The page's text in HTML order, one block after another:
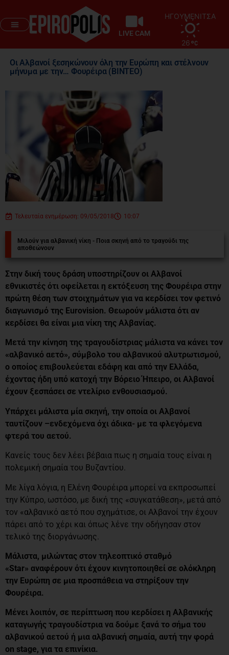
LIVE CAM
ΗΓΟΥΜΕΝΙΤΣΑ
26
Οι Αλβανοί ξεσηκώνουν όλη την Ευρώπη και στέλνουν
μήνυμα με την… Φουρέιρα (ΒΙΝΤΕΟ)
Τελευταία ενημέρωση: 09/05/2018 10:07
Μιλούν για αλβανική νίκη - Ποια σκηνή από το τραγούδι της
αποθεώνουν
Στην δική τους δράση υποστηρίζουν οι Αλβανοί
εθνικιστές ότι οφείλεται η εκτόξευση της Φουρέιρα στην
πρώτη θέση των στοιχημάτων για να κερδίσει τον φετινό
διαγωνισμό της Eurovision. Θεωρούν μάλιστα ότι αν
κερδίσει θα είναι μια νίκη της Αλβανίας.
Μετά την κίνηση της τραγουδίστριας μάλιστα να κάνει τον
«αλβανικό αετό», σύμβολο του αλβανικού αλυτρωτισμού,
ο οποίος επιβουλεύεται εδάφη και από την Ελλάδα,
έχοντας ήδη υπό κατοχή την Βόρειο Ήπειρο, οι Αλβανοί
έχουν ξεσπάσει σε ντελίριο ενθουσιασμού.
Υπάρχει μάλιστα μία σκηνή, την οποία οι Αλβανοί
ταυτίζουν –ενδεχόμενα όχι άδικα- με τα φλεγόμενα
φτερά του αετού.
Κανείς τους δεν λέει βέβαια πως η σημαία τους είναι η
πολεμική σημαία του Βυζαντίου.
Με λίγα λόγια, η Ελένη Φουρέιρα μπορεί να εκπροσωπεί
την Κύπρο, ωστόσο, με δική της «συγκατάθεση», μετά από
τον «αλβανικό αετό που σχημάτισε, οι Αλβανοί την έχουν
πάρει από το χέρι και όπως λένε την οδήγησαν στον
τελικό της διοργάνωσης.
Μάλιστα, μιλώντας στον τηλεοπτικό σταθμό
«Star» αναφέρουν ότι έχουν κινητοποιηθεί σε ολόκληρη
την Ευρώπη σε μια προσπάθεια να στηρίξουν την
Φουρέιρα.
Μένει λοιπόν, σε περίπτωση που κερδίσει η Αλβανικής
καταγωγής τραγουδίστρια να δούμε ξανά το σήμα του
αλβανικού αετού ή μια αλβανική σημαία, αυτή την φορά
on stage, για τα επινίκια.